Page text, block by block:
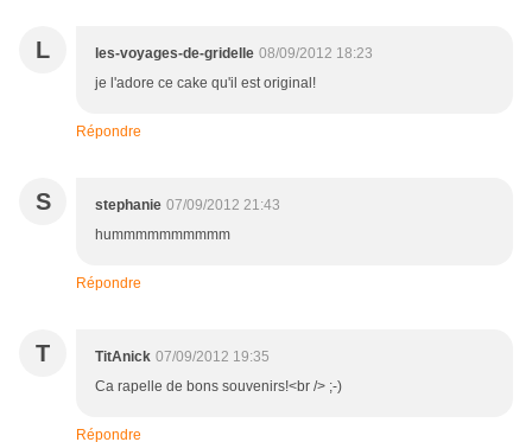
L les-voyages-de-gridelle 08/09/2012 18:23
je l'adore ce cake qu'il est original!
Répondre
S stephanie 07/09/2012 21:43
hummmmmmmmmm
Répondre
T TitAnick 07/09/2012 19:35
Ca rapelle de bons souvenirs!<br /> ;-)
Répondre